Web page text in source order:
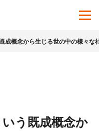
成概念から生じる世の中の様々
う既成概念か